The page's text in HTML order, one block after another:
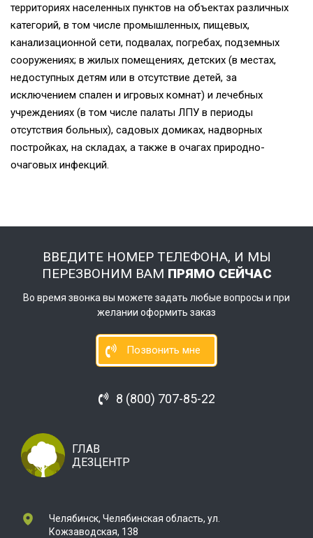
территориях населенных пунктов на объектах различных
категорий, в том числе промышленных, пищевых,
канализационной сети, подвалах, погребах, подземных
сооружениях; в жилых помещениях, детских (в местах,
недоступных детям или в отсутствие детей, за
исключением спален и игровых комнат) и лечебных
учреждениях (в том числе палаты ЛПУ в периоды
отсутствия больных), садовых домиках, надворных
постройках, на складах, а также в очагах природно-
очаговых инфекций.
ВВЕДИТЕ НОМЕР ТЕЛЕФОНА, И МЫ
ПЕРЕЗВОНИМ ВАМ ПРЯМО СЕЙЧАС
Во время звонка вы можете задать любые вопросы и при
желании оформить заказ
Позвонить мне
8 (800) 707-85-22
ГЛАВ
ДЕЗЦЕНТР
Челябинск, Челябинская область, ул.
Кожзаводская, 138